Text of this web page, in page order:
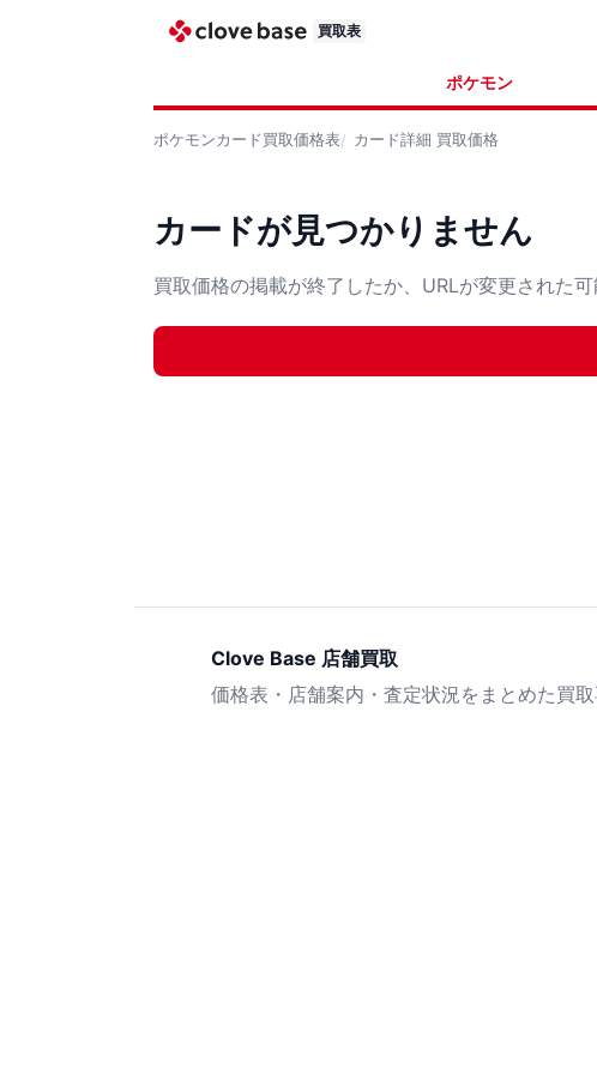
買取表
ポケモン
ポケモンカード買取価格表 カード詳細 買取価格
カードが見つかりません
買取価格の掲載が終了したか、URLが変更された可
Clove Base 店舗買取
価格表・店舗案内・査定状況をまとめた買取